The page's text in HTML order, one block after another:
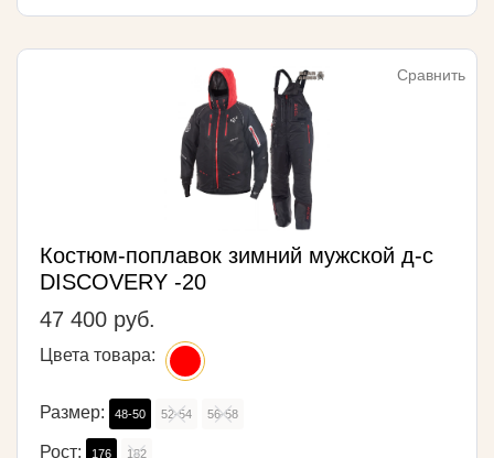
Сравнить
Костюм-поплавок зимний мужской д-с
DISCOVERY -20
47 400 руб.
Цвета товара:
Размер: 48-50 52-54 56-58
Рост: 176 182